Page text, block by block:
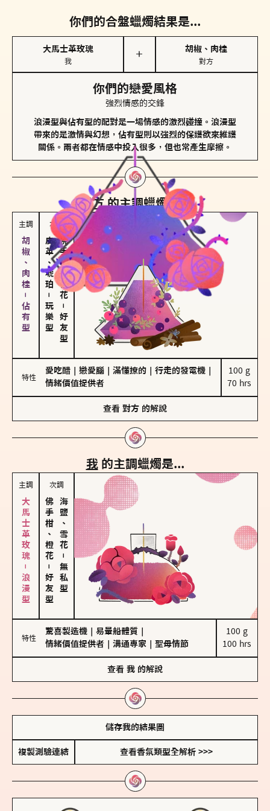
你們的合盤蠟燭結果是...
大馬士革玫瑰
我
＋
胡椒、肉桂
對方
你們的戀愛風格
強烈情感的交鋒
浪漫型與佔有型的配對是一場情感的激烈碰撞。浪漫型
帶來的是激情與幻想，佔有型則以強烈的保護欲來維護
關係。兩者都在情感中投入很多，但也常產生摩擦。
對方的主調蠟燭是...
主調
胡椒、肉桂－佔有型
次調
皮革、琥珀
－
玩樂型
佛手柑、橙花
－
好友型
特性
愛吃醋 戀愛腦 滿懂撩的 行走的發電機
情緒價值提供者
100 g
70 hrs
查看 對方 的解說
我 的主調蠟燭是...
主調
大馬士革玫瑰－浪漫型
次調
佛手柑、橙花
－
好友型
海鹽、雪花
－
無私型
特性
驚喜製造機 易暈船體質
情緒價值提供者
溝通專家 聖母情節
100 g
100 hrs
查看 我 的解說
儲存我的結果圖
複製測驗連結 查看香氛類型全解析 >>>